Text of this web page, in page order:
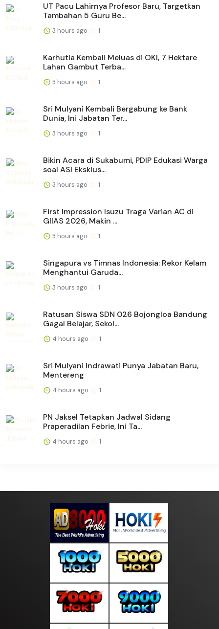
UT Pacu Lahirnya Profesor Baru, Targetkan
Tambahan 5 Guru Be...
3 hours ago 1
Karhutla Kembali Meluas di OKI, 7 Hektare
Lahan Gambut Terba...
3 hours ago 1
Sri Mulyani Kembali Bergabung ke Bank
Dunia, Ini Jabatan Ter...
3 hours ago 1
Bikin Acara di Sukabumi, PDIP Edukasi Warga
soal ASI Eksklus...
3 hours ago 1
First Impression Isuzu Traga Varian AC di
GIIAS 2026, Makin ...
3 hours ago 1
Singapura vs Timnas Indonesia: Rekor Kelam
Menghantui Garuda...
3 hours ago 1
Ratusan Siswa SDN 026 Bojongloa Bandung
Gagal Belajar, Sekol...
4 hours ago 1
Sri Mulyani Indrawati Punya Jabatan Baru,
Mentereng
4 hours ago 1
PN Jaksel Tetapkan Jadwal Sidang
Praperadilan Febrie, Ini Ta...
4 hours ago 1